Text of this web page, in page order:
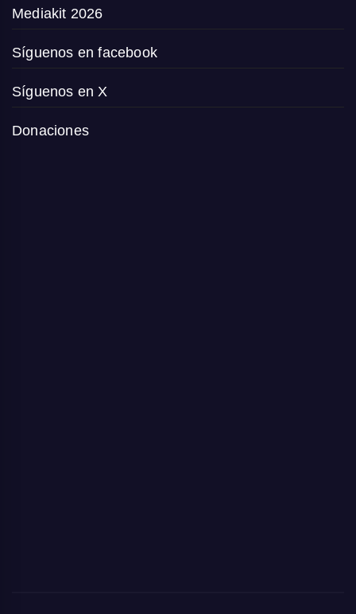
Mediakit 2026
Síguenos en facebook
Síguenos en X
Donaciones